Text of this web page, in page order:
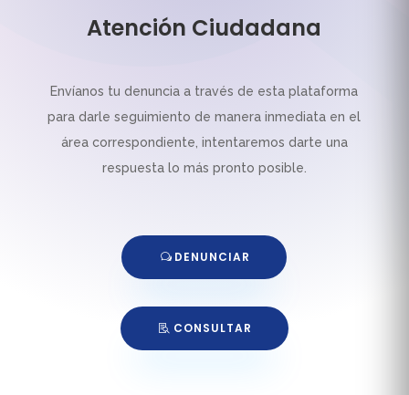
Atención Ciudadana
Envíanos tu denuncia a través de esta plataforma
para darle seguimiento de manera inmediata en el
área correspondiente, intentaremos darte una
respuesta lo más pronto posible.
DENUNCIAR
CONSULTAR